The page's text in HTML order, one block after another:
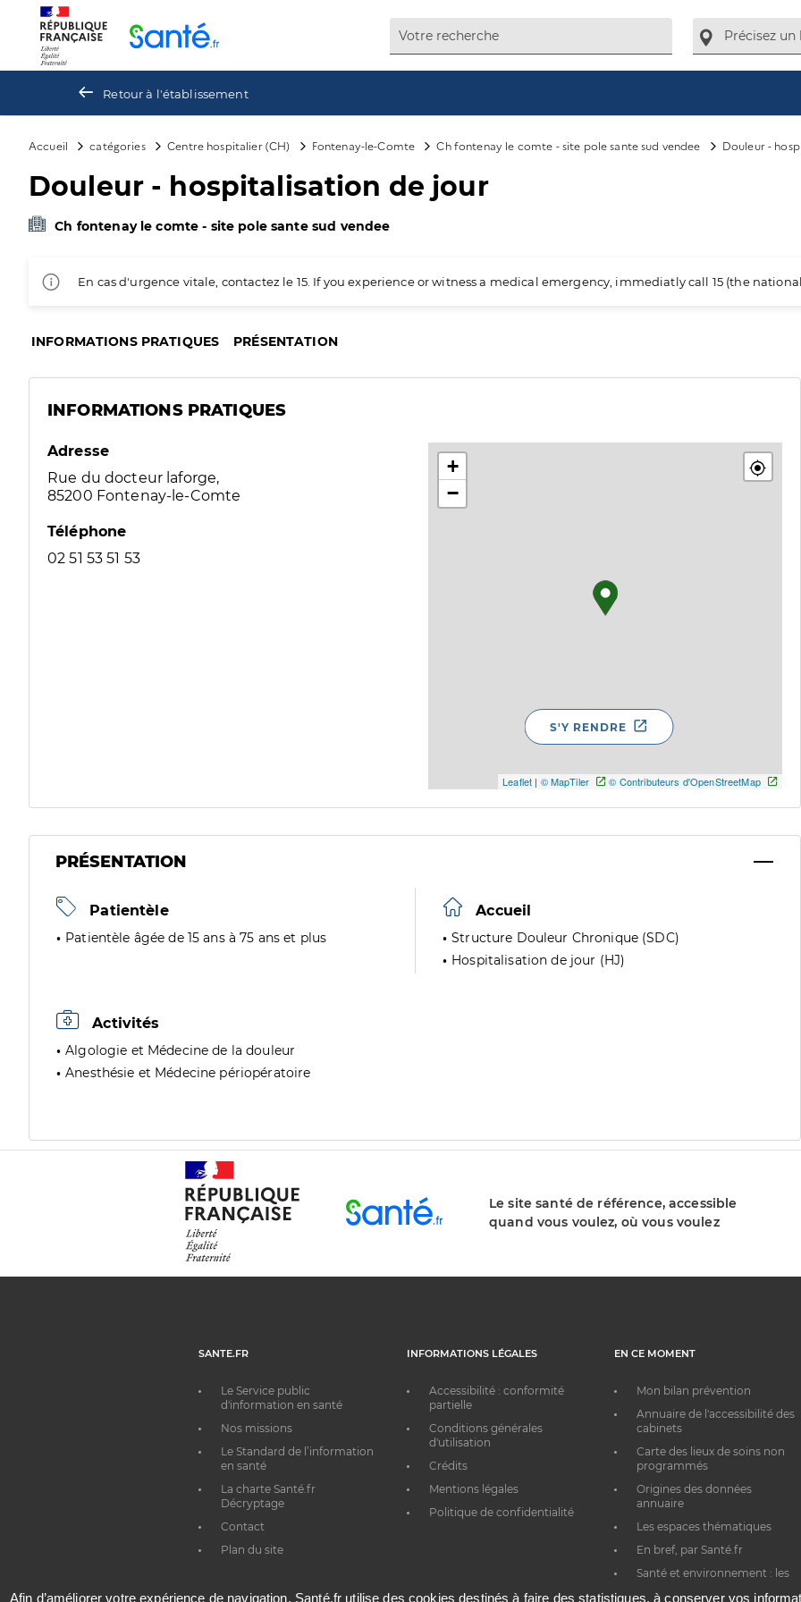
Retour à l'établissement
Accueil catégories Centre hospitalier (CH) Fontenay-le-Comte Ch fontenay le comte - site pole sante sud vendee Douleur -
Douleur - hospitalisation de jour
Ch fontenay le comte - site pole sante sud vendee
En cas d'urgence vitale, contactez le 15. If you experience or witness a medical emergency, immediatly call 15 (the
INFORMATIONS PRATIQUES PRÉSENTATION
INFORMATIONS PRATIQUES
Adresse
Rue du docteur laforge,
85200 Fontenay-le-Comte
Téléphone
02 51 53 51 53
+
−
Leaflet | © MapTiler © Contributeurs d'OpenStreetMap
S'Y RENDRE
PRÉSENTATION
Patientèle
Patientèle âgée de 15 ans à 75 ans et plus
Accueil
Structure Douleur Chronique (SDC)
Hospitalisation de jour (HJ)
Activités
Algologie et Médecine de la douleur
Anesthésie et Médecine périopératoire
Le site santé de référence, accessible
quand vous voulez, où vous voulez
SANTE.FR
Le Service public
d'information en santé
Nos missions
Le Standard de l’information
en santé
La charte Santé.fr
Décryptage
Contact
Plan du site
INFORMATIONS LÉGALES
Accessibilité : conformité
partielle
Conditions générales
d'utilisation
Crédits
Mentions légales
Politique de confidentialité
EN CE MOMENT
Mon bilan prévention
Annuaire de l'accessibilité des
cabinets
Carte des lieux de soins non
programmés
Origines des données
annuaire
Les espaces thématiques
En bref, par Santé.fr
Santé et environnement : les
Panneau de gestion des cookies
Afin d’améliorer votre expérience de navigation, Santé.fr utilise des cookies destinés à faire des statistiques, à conserver vos